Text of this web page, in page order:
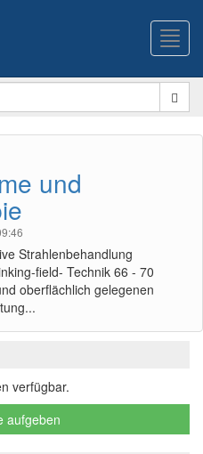
und
Strahlenbehandlung
field- Technik 66 - 70
oberflächlich gelegenen
verfügbar.
aufgeben